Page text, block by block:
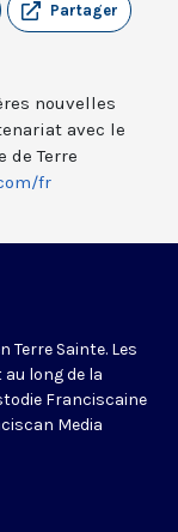
Partager
nouvelles
avec le
de Terre
fr
Sainte. Les
long de la
Franciscaine
Media